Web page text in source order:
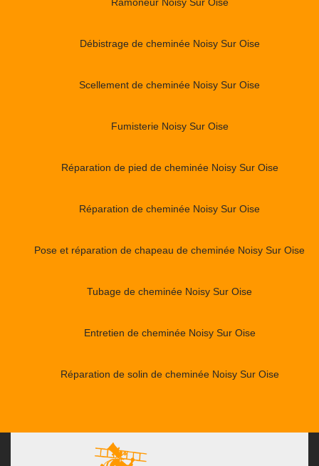
Débistrage de cheminée Noisy Sur Oise
Scellement de cheminée Noisy Sur Oise
Fumisterie Noisy Sur Oise
Réparation de pied de cheminée Noisy Sur Oise
Réparation de cheminée Noisy Sur Oise
Pose et réparation de chapeau de cheminée Noisy Sur Oise
Tubage de cheminée Noisy Sur Oise
Entretien de cheminée Noisy Sur Oise
Réparation de solin de cheminée Noisy Sur Oise